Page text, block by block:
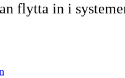
flytta in i